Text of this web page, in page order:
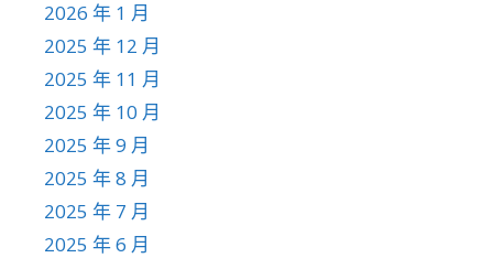
2026 年 1 月
2025 年 12 月
2025 年 11 月
2025 年 10 月
2025 年 9 月
2025 年 8 月
2025 年 7 月
2025 年 6 月